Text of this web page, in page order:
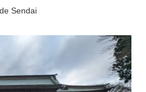
Sendai